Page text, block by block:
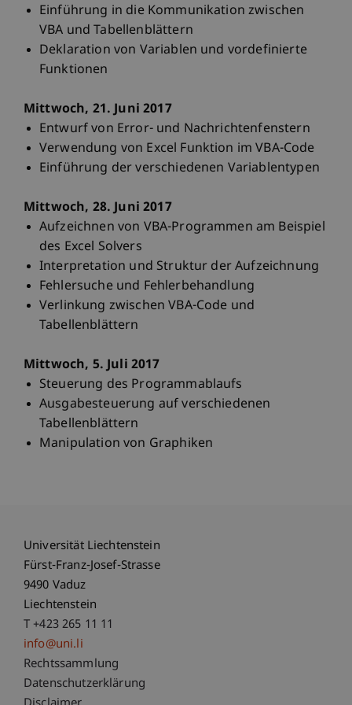
Einführung in die Kommunikation zwischen
VBA und Tabellenblättern
Deklaration von Variablen und vordefinierte
Funktionen
Mittwoch, 21. Juni 2017
Entwurf von Error- und Nachrichtenfenstern
Verwendung von Excel Funktion im VBA-Code
Einführung der verschiedenen Variablentypen
Mittwoch, 28. Juni 2017
Aufzeichnen von VBA-Programmen am Beispiel
des Excel Solvers
Interpretation und Struktur der Aufzeichnung
Fehlersuche und Fehlerbehandlung
Verlinkung zwischen VBA-Code und
Tabellenblättern
Mittwoch, 5. Juli 2017
Steuerung des Programmablaufs
Ausgabesteuerung auf verschiedenen
Tabellenblättern
Manipulation von Graphiken
Universität Liechtenstein
Fürst-Franz-Josef-Strasse
9490 Vaduz
Liechtenstein
T +423 265 11 11
info@uni.li
Fußzeile Rechtliche Hinweise
Rechtssammlung
Datenschutzerklärung